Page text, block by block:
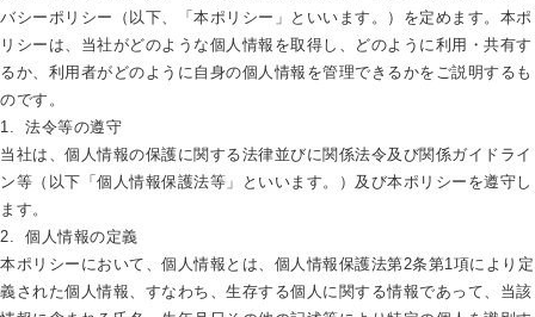
お知らせ news
日々のこと
住まいづくりの流れ services
よくある質問
私たちについて
バシーポリシー（以下、「本ポリシー」といいます。）を定めます。本ポ
リシーは、当社がどのような個人情報を取得し、どのように利用・共有す
るか、利用者がどのように自身の個人情報を管理できるかをご説明するも
のです。
1. 法令等の遵守
当社は、個人情報の保護に関する法律並びに関係法令及び関係ガイドライ
ン等（以下「個人情報保護法等」といいます。）及び本ポリシーを遵守し
ます。
2. 個人情報の定義
本ポリシーにおいて、個人情報とは、個人情報保護法第2条第1項により定
義された個人情報、すなわち、生存する個人に関する情報であって、当該